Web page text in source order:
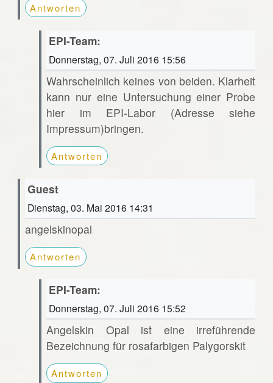
Antworten
EPI-Team:
Donnerstag, 07. Juli 2016 15:56
Wahrscheinlich keines von beiden. Klarheit
kann nur eine Untersuchung einer Probe
hier im EPI-Labor (Adresse siehe
Impressum)bringen.
Antworten
Guest
Dienstag, 03. Mai 2016 14:31
angelskinopal
Antworten
EPI-Team:
Donnerstag, 07. Juli 2016 15:52
Angelskin Opal ist eine irreführende
Bezeichnung für rosafarbigen Palygorskit
Antworten